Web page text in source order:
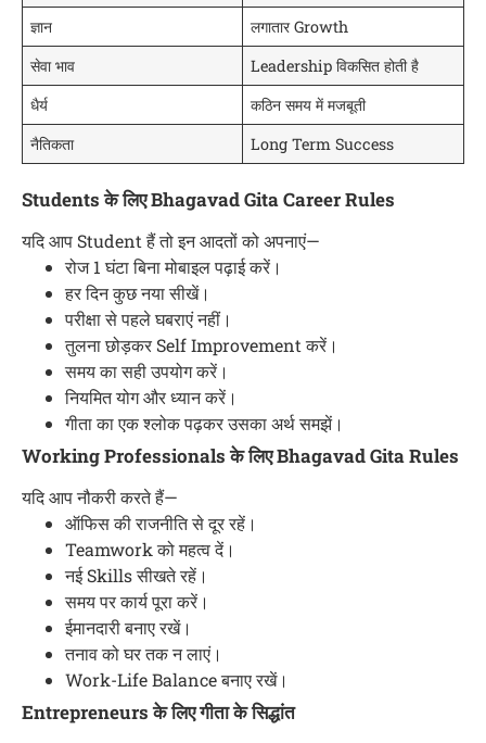
ज्ञान
लगातार Growth
सेवा भाव
Leadership विकसित होती है
धैर्य
कठिन समय में मजबूती
नैतिकता
Long Term Success
Students के लिए Bhagavad Gita Career Rules
यदि आप Student हैं तो इन आदतों को अपनाएं—
रोज 1 घंटा बिना मोबाइल पढ़ाई करें।
हर दिन कुछ नया सीखें।
परीक्षा से पहले घबराएं नहीं।
तुलना छोड़कर Self Improvement करें।
समय का सही उपयोग करें।
नियमित योग और ध्यान करें।
गीता का एक श्लोक पढ़कर उसका अर्थ समझें।
Working Professionals के लिए Bhagavad Gita Rules
यदि आप नौकरी करते हैं—
ऑफिस की राजनीति से दूर रहें।
Teamwork को महत्व दें।
नई Skills सीखते रहें।
समय पर कार्य पूरा करें।
ईमानदारी बनाए रखें।
तनाव को घर तक न लाएं।
Work-Life Balance बनाए रखें।
Entrepreneurs के लिए गीता के सिद्धांत